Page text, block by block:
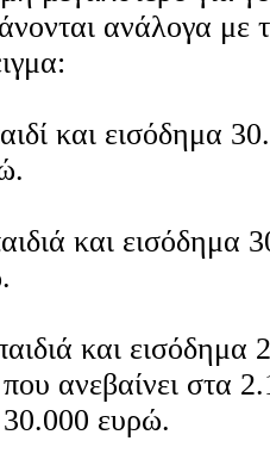
ανάλογα με
και εισόδημα
και εισόδημα
και
ανεβαίνει στα
30.000 ευρώ.